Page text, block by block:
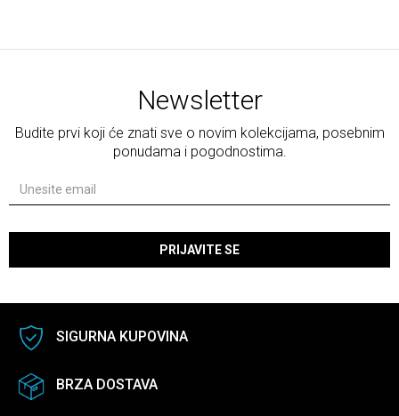
Newsletter
Budite prvi koji će znati sve o novim kolekcijama, posebnim
ponudama i pogodnostima.
PRIJAVITE SE
SIGURNA KUPOVINA
BRZA DOSTAVA